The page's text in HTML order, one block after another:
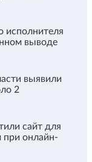
исполнителя
выводе
выявили
2
сайт для
онлайн-